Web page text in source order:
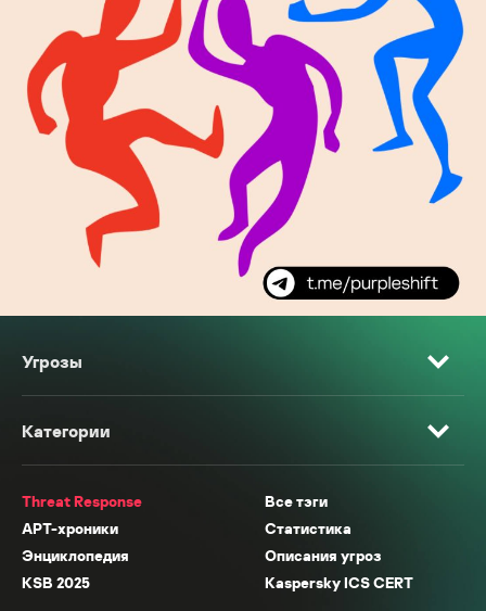
Угрозы
Категории
Threat Response
Все тэги
APT-хроники
Статистика
Энциклопедия
Описания угроз
KSB 2025
Kaspersky ICS CERT